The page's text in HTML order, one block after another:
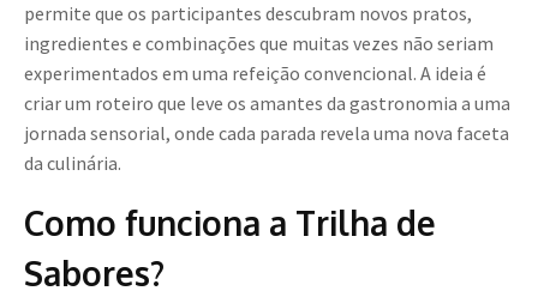
permite que os participantes descubram novos pratos,
ingredientes e combinações que muitas vezes não seriam
experimentados em uma refeição convencional. A ideia é
criar um roteiro que leve os amantes da gastronomia a uma
jornada sensorial, onde cada parada revela uma nova faceta
da culinária.
Como funciona a Trilha de
Sabores?